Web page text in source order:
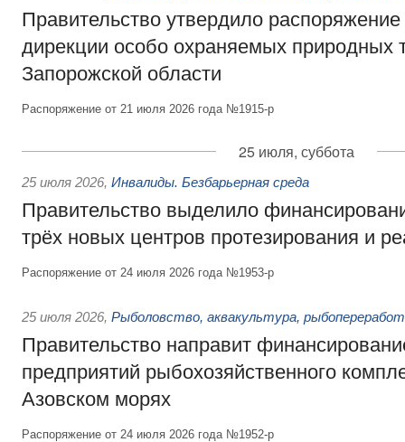
Правительство утвердило
дирекции особо охраняемых природных
Запорожской области
Распоряжение от 21 июля 2026 года №1915-р
25 июля, суббота
25 июля 2026, Инвалиды. Безбарьерная среда
Правительство выделило
трёх новых центров протезирования и
Распоряжение от 24 июля 2026 года №1953-р
25 июля 2026, Рыболовство, аквакультура,
Правительство направит
предприятий рыбохозяйственного
Азовском морях
Распоряжение от 24 июля 2026 года №1952-р